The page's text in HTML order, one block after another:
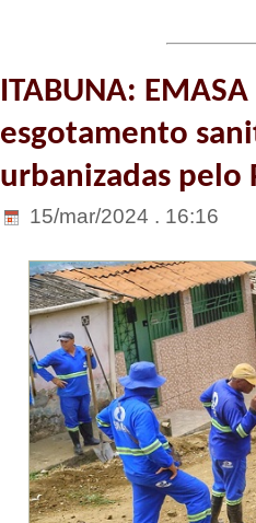
ITABUNA:
esgotamento
urbanizadas pelo
15/mar/2024 . 16:16